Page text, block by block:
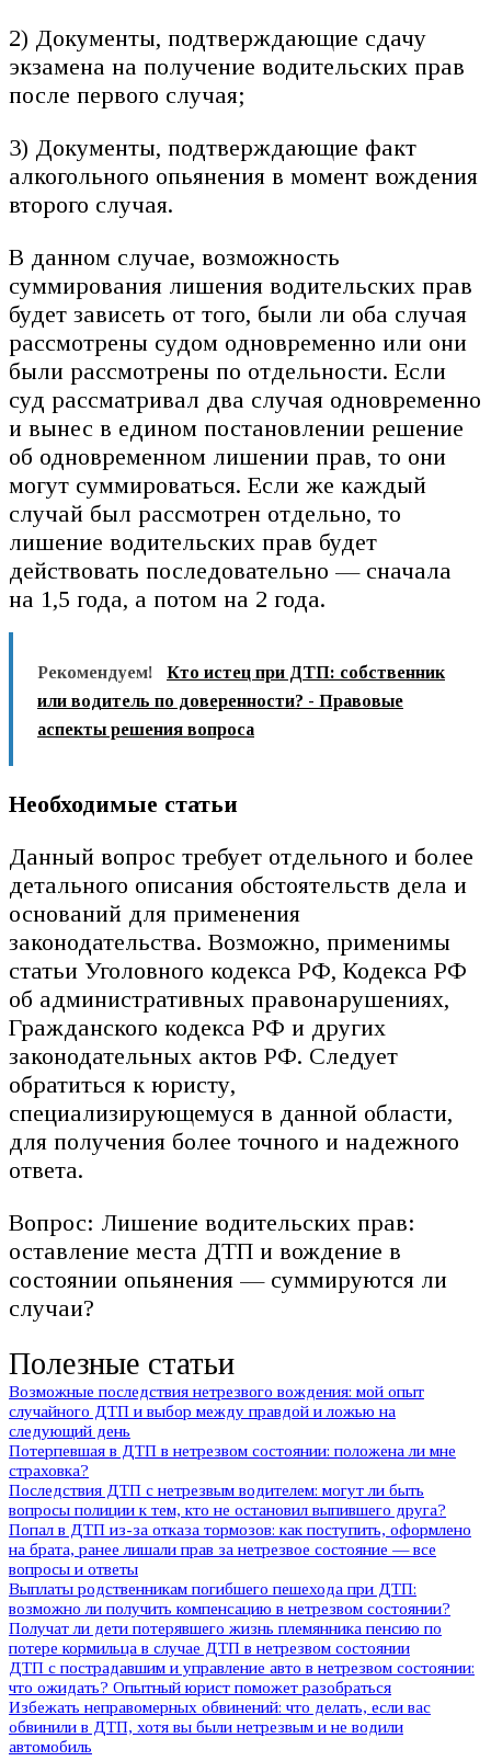
2) Документы, подтверждающие сдачу
экзамена на получение водительских прав
после первого случая;
3) Документы, подтверждающие факт
алкогольного опьянения в момент вождения
второго случая.
В данном случае, возможность
суммирования лишения водительских прав
будет зависеть от того, были ли оба случая
рассмотрены судом одновременно или они
были рассмотрены по отдельности. Если
суд рассматривал два случая одновременно
и вынес в едином постановлении решение
об одновременном лишении прав, то они
могут суммироваться. Если же каждый
случай был рассмотрен отдельно, то
лишение водительских прав будет
действовать последовательно — сначала
на 1,5 года, а потом на 2 года.
Рекомендуем!
Кто истец при ДТП: собственник
или водитель по доверенности? - Правовые
аспекты решения вопроса
Необходимые статьи
Данный вопрос требует отдельного и более
детального описания обстоятельств дела и
оснований для применения
законодательства. Возможно, применимы
статьи Уголовного кодекса РФ, Кодекса РФ
об административных правонарушениях,
Гражданского кодекса РФ и других
законодательных актов РФ. Следует
обратиться к юристу,
специализирующемуся в данной области,
для получения более точного и надежного
ответа.
Вопрос: Лишение водительских прав:
оставление места ДТП и вождение в
состоянии опьянения — суммируются ли
случаи?
Полезные статьи
Возможные последствия нетрезвого вождения: мой опыт
случайного ДТП и выбор между правдой и ложью на
следующий день
Потерпевшая в ДТП в нетрезвом состоянии: положена ли мне
страховка?
Последствия ДТП с нетрезвым водителем: могут ли быть
вопросы полиции к тем, кто не остановил выпившего друга?
Попал в ДТП из-за отказа тормозов: как поступить, оформлено
на брата, ранее лишали прав за нетрезвое состояние — все
вопросы и ответы
Выплаты родственникам погибшего пешехода при ДТП:
возможно ли получить компенсацию в нетрезвом состоянии?
Получат ли дети потерявшего жизнь племянника пенсию по
потере кормильца в случае ДТП в нетрезвом состоянии
ДТП с пострадавшим и управление авто в нетрезвом состоянии:
что ожидать? Опытный юрист поможет разобраться
Избежать неправомерных обвинений: что делать, если вас
обвинили в ДТП, хотя вы были нетрезвым и не водили
автомобиль